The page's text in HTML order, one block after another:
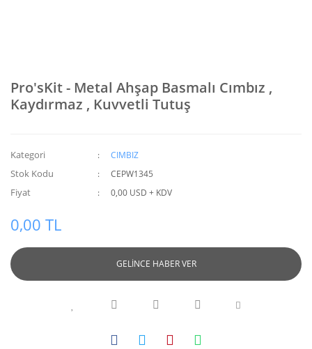
Pro'sKit - Metal Ahşap Basmalı Cımbız ,
Kaydırmaz , Kuvvetli Tutuş
Kategori CIMBIZ
Stok Kodu CEPW1345
Fiyat 0,00 USD + KDV
0,00 TL
GELİNCE HABER VER